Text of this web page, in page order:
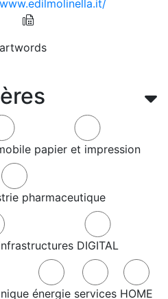
papier et impression
pharmaceutique
DIGITAL
énergie services HOME